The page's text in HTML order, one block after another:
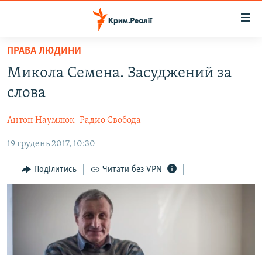
Перейти
основного
матеріалу
до
навігації
Перейти
ПОЛІТИКА
БЛОГИ
ПОГЛЯД
СПЕЦПРОЕКТИ
ДЕПОРТАЦІЯ
ЯК ОБІЙТИ БЛОКУВАННЯ
ПРАВА ЛЮДИНИ
Микола Семена. Засуджений за
слова
Антон Наумлюк Радио Свобода
19 грудень 2017, 10:30
Поділитись Читати без VPN